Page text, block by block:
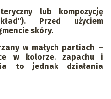
lub kompozycję
Przed użyciem
skóry.
w małych partiach –
w kolorze, zapachu i
to jednak działania